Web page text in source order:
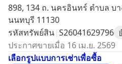
898, 134 ถ. นครอินทร์ ตำบล บ
นนทบุรี 11130
รหัสทรัพย์สิน|S26041629796
ประกาศขายเมื่อ 16 เม.ย. 2569
เลือกรูปแบบการเช่าเพื่อซื้อ